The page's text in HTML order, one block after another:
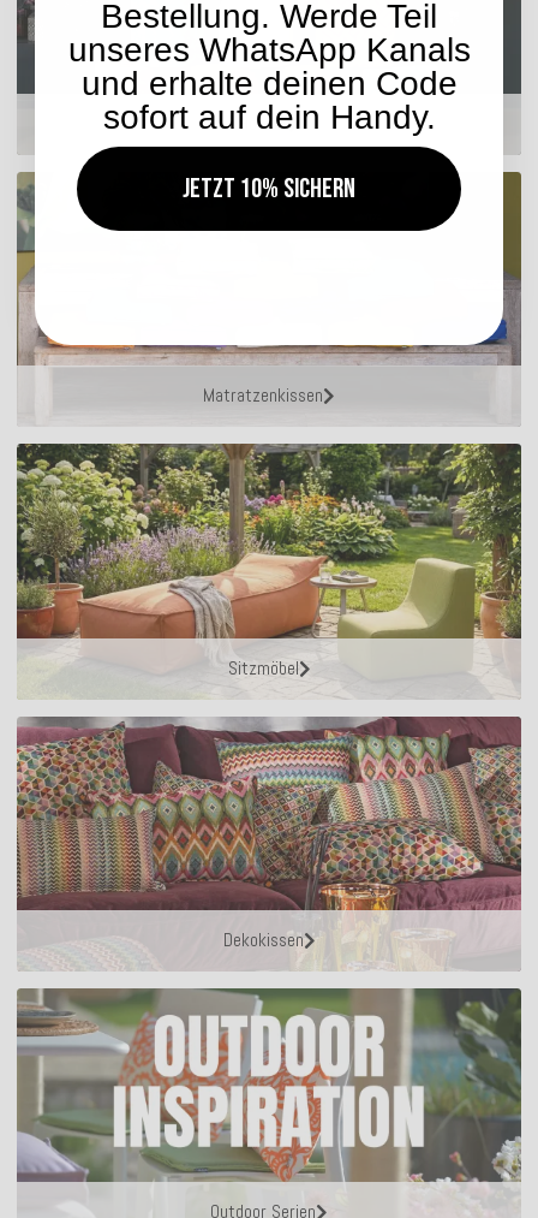
Hocker
Matratzenkissen
Sitzmöbel
Dekokissen
Outdoor Serien
Bestellung. Werde Teil
unseres WhatsApp Kanals
und erhalte deinen Code
sofort auf dein Handy.
Jetzt 10% sichern